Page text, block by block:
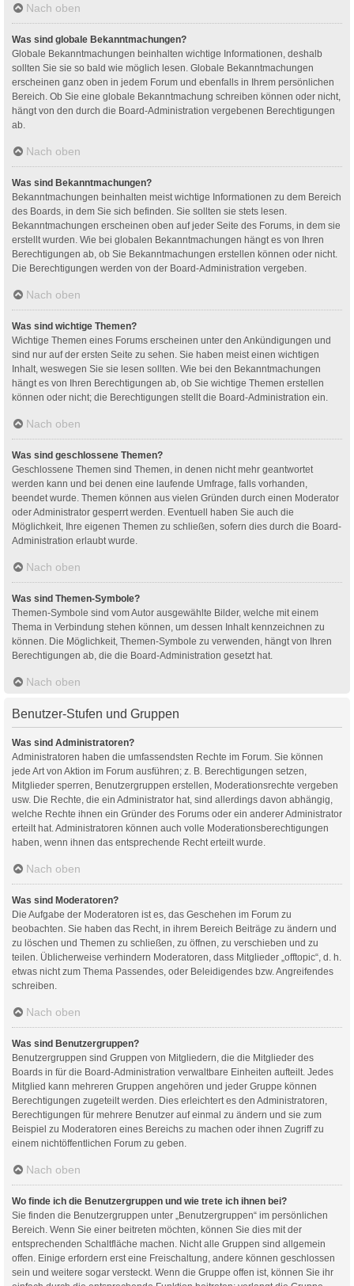
Nach oben
Was sind globale Bekanntmachungen?
Globale Bekanntmachungen beinhalten wichtige Informationen, deshalb
sollten Sie sie so bald wie möglich lesen. Globale Bekanntmachungen
erscheinen ganz oben in jedem Forum und ebenfalls in Ihrem persönlichen
Bereich. Ob Sie eine globale Bekanntmachung schreiben können oder nicht,
hängt von den durch die Board-Administration vergebenen Berechtigungen
ab.
Nach oben
Was sind Bekanntmachungen?
Bekanntmachungen beinhalten meist wichtige Informationen zu dem Bereich
des Boards, in dem Sie sich befinden. Sie sollten sie stets lesen.
Bekanntmachungen erscheinen oben auf jeder Seite des Forums, in dem sie
erstellt wurden. Wie bei globalen Bekanntmachungen hängt es von Ihren
Berechtigungen ab, ob Sie Bekanntmachungen erstellen können oder nicht.
Die Berechtigungen werden von der Board-Administration vergeben.
Nach oben
Was sind wichtige Themen?
Wichtige Themen eines Forums erscheinen unter den Ankündigungen und
sind nur auf der ersten Seite zu sehen. Sie haben meist einen wichtigen
Inhalt, weswegen Sie sie lesen sollten. Wie bei den Bekanntmachungen
hängt es von Ihren Berechtigungen ab, ob Sie wichtige Themen erstellen
können oder nicht; die Berechtigungen stellt die Board-Administration ein.
Nach oben
Was sind geschlossene Themen?
Geschlossene Themen sind Themen, in denen nicht mehr geantwortet
werden kann und bei denen eine laufende Umfrage, falls vorhanden,
beendet wurde. Themen können aus vielen Gründen durch einen Moderator
oder Administrator gesperrt werden. Eventuell haben Sie auch die
Möglichkeit, Ihre eigenen Themen zu schließen, sofern dies durch die Board-
Administration erlaubt wurde.
Nach oben
Was sind Themen-Symbole?
Themen-Symbole sind vom Autor ausgewählte Bilder, welche mit einem
Thema in Verbindung stehen können, um dessen Inhalt kennzeichnen zu
können. Die Möglichkeit, Themen-Symbole zu verwenden, hängt von Ihren
Berechtigungen ab, die die Board-Administration gesetzt hat.
Nach oben
Benutzer-Stufen und Gruppen
Was sind Administratoren?
Administratoren haben die umfassendsten Rechte im Forum. Sie können
jede Art von Aktion im Forum ausführen; z. B. Berechtigungen setzen,
Mitglieder sperren, Benutzergruppen erstellen, Moderationsrechte vergeben
usw. Die Rechte, die ein Administrator hat, sind allerdings davon abhängig,
welche Rechte ihnen ein Gründer des Forums oder ein anderer Administrator
erteilt hat. Administratoren können auch volle Moderationsberechtigungen
haben, wenn ihnen das entsprechende Recht erteilt wurde.
Nach oben
Was sind Moderatoren?
Die Aufgabe der Moderatoren ist es, das Geschehen im Forum zu
beobachten. Sie haben das Recht, in ihrem Bereich Beiträge zu ändern und
zu löschen und Themen zu schließen, zu öffnen, zu verschieben und zu
teilen. Üblicherweise verhindern Moderatoren, dass Mitglieder „offtopic“, d. h.
etwas nicht zum Thema Passendes, oder Beleidigendes bzw. Angreifendes
schreiben.
Nach oben
Was sind Benutzergruppen?
Benutzergruppen sind Gruppen von Mitgliedern, die die Mitglieder des
Boards in für die Board-Administration verwaltbare Einheiten aufteilt. Jedes
Mitglied kann mehreren Gruppen angehören und jeder Gruppe können
Berechtigungen zugeteilt werden. Dies erleichtert es den Administratoren,
Berechtigungen für mehrere Benutzer auf einmal zu ändern und sie zum
Beispiel zu Moderatoren eines Bereichs zu machen oder ihnen Zugriff zu
einem nichtöffentlichen Forum zu geben.
Nach oben
Wo finde ich die Benutzergruppen und wie trete ich ihnen bei?
Sie finden die Benutzergruppen unter „Benutzergruppen“ im persönlichen
Bereich. Wenn Sie einer beitreten möchten, können Sie dies mit der
entsprechenden Schaltfläche machen. Nicht alle Gruppen sind allgemein
offen. Einige erfordern erst eine Freischaltung, andere können geschlossen
sein und weitere sogar versteckt. Wenn die Gruppe offen ist, können Sie ihr